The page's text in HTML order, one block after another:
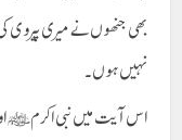
بھی جنھوں نے میری پیروی
نہیں ہوں ۔
اس آیت میں نبی اکرمﷺ